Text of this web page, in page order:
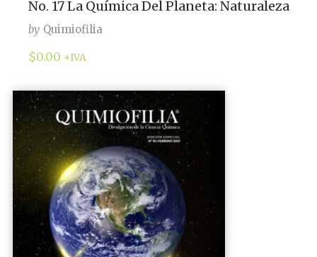
No. 17 La Química Del Planeta: Naturaleza
by Quimiofilia
$0.00 +IVA